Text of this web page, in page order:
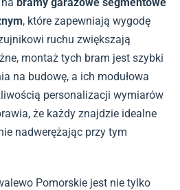
, które zapewniają wygodę
ruchu zwiększają
montaż tych bram jest szybki
na budowę, a ich modułowa
personalizacji wymiarów
że każdy znajdzie idealne
nadwerężając przy tym
Pomorskie jest nie tylko